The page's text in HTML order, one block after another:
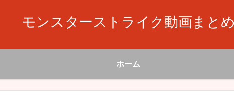
モンスターストライク動画まとめ
ホーム